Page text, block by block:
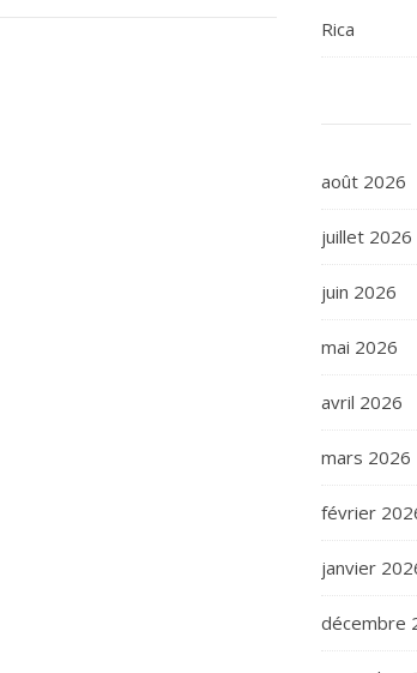
Rica
août 2026
juillet 2026
juin 2026
mai 2026
avril 2026
mars 2026
février
janvier
décembre